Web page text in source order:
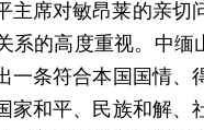
主席对敏昂莱的亲切
系的高度重视。中缅
一条符合本国国情
家和平、民族和解